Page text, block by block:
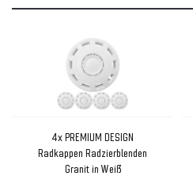
4x PREMIUM DESIGN
Radkappen Radzierblenden
Granit in Weiß